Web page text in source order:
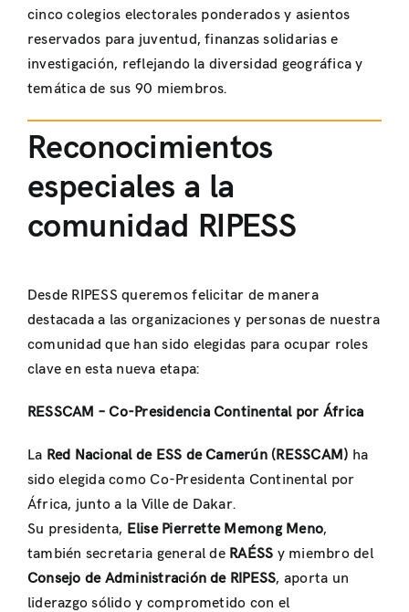
cinco colegios electorales ponderados y asientos
reservados para juventud, finanzas solidarias e
investigación, reflejando la diversidad geográfica y
temática de sus 90 miembros.
Reconocimientos
especiales a la
comunidad RIPESS
Desde RIPESS queremos felicitar de manera
destacada a las organizaciones y personas de nuestra
comunidad que han sido elegidas para ocupar roles
clave en esta nueva etapa:
RESSCAM – Co-Presidencia Continental por África
La Red Nacional de ESS de Camerún (RESSCAM) ha
sido elegida como Co-Presidenta Continental por
África, junto a la Ville de Dakar.
Su presidenta, Elise Pierrette Memong Meno,
también secretaria general de RAÉSS y miembro del
Consejo de Administración de RIPESS, aporta un
liderazgo sólido y comprometido con el